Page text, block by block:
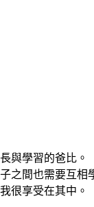
與學習的爸比。
之間也需要互相
很享受在其中。